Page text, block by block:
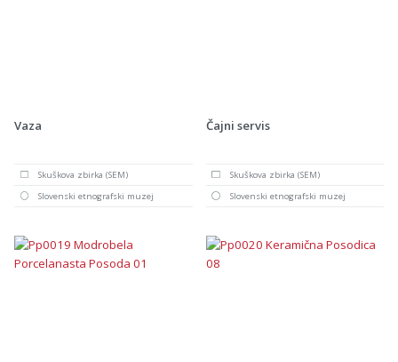
Vaza
Skuškova zbirka (SEM)
Slovenski etnografski muzej
Čajni servis
Skuškova zbirka (SEM)
Slovenski etnografski muzej